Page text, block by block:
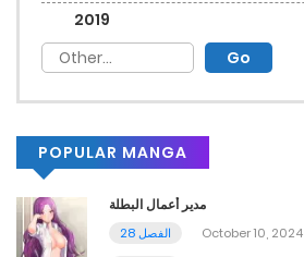
2019
POPULAR MANGA
مدير أعمال البطلة
الفصل 28
October 10, 2024